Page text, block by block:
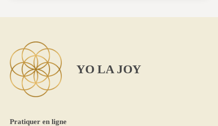
YO LA JOY
Pratiquer en ligne